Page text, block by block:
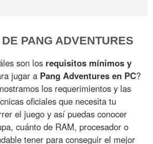
PANG ADVENTURES
son los requisitos mínimos y
jugar a Pang Adventures en PC?
los requerimientos y las
oficiales que necesita tu
el juego y así puedas conocer
cuánto de RAM, procesador o
tener para conseguir el mejor